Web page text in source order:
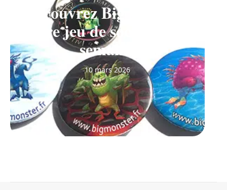
Découvrez Big Monster,
notre jeu de société de la
semaine
10 mars 2026